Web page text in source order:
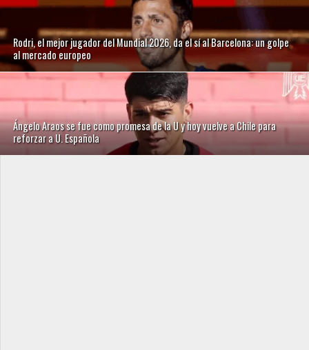
Rodri, el mejor jugador del Mundial 2026, da el sí al Barcelona: un golpe
al mercado europeo
Ángelo Araos se fue como promesa de la U y hoy vuelve a Chile para
reforzar a U. Española